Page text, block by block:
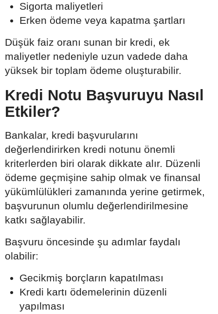
Sigorta maliyetleri
Erken ödeme veya kapatma şartları
Düşük faiz oranı sunan bir kredi, ek
maliyetler nedeniyle uzun vadede daha
yüksek bir toplam ödeme oluşturabilir.
Kredi Notu Başvuruyu Nasıl
Etkiler?
Bankalar, kredi başvurularını
değerlendirirken kredi notunu önemli
kriterlerden biri olarak dikkate alır. Düzenli
ödeme geçmişine sahip olmak ve finansal
yükümlülükleri zamanında yerine getirmek,
başvurunun olumlu değerlendirilmesine
katkı sağlayabilir.
Başvuru öncesinde şu adımlar faydalı
olabilir:
Gecikmiş borçların kapatılması
Kredi kartı ödemelerinin düzenli
yapılması